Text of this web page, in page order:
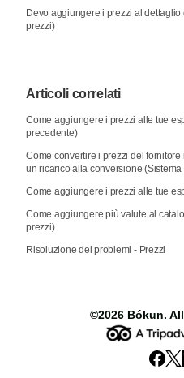
Devo aggiungere i prezzi al
prezzi)
Articoli correlati
Come aggiungere i prezzi alle tue
precedente)
Come convertire i prezzi del
un ricarico alla conversione
Come aggiungere i prezzi alle tue
Come aggiungere più valute al
prezzi)
Risoluzione dei problemi - Prezzi
©2026 Bókun.